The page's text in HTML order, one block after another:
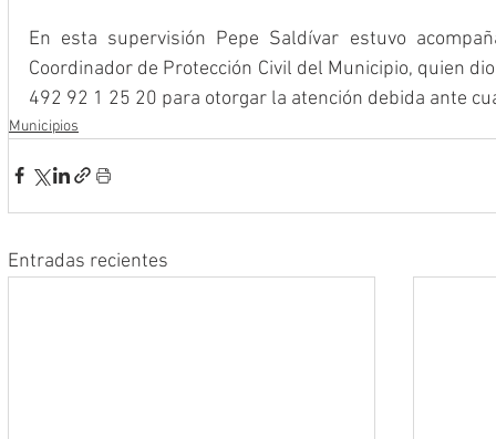
En esta supervisión Pepe Saldívar estuvo
Coordinador de Protección Civil del Municipio, quien
492 92 1 25 20 para otorgar la atención debida ante
Municipios
Entradas recientes